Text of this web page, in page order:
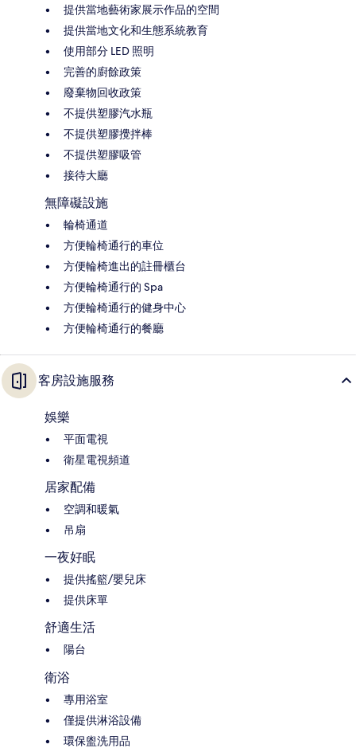
提供當地藝術家展示作品的空間
提供當地文化和生態系統教育
使用部分 LED 照明
完善的廚餘政策
廢棄物回收政策
不提供塑膠汽水瓶
不提供塑膠攪拌棒
不提供塑膠吸管
接待大廳
無障礙設施
輪椅通道
方便輪椅通行的車位
方便輪椅進出的註冊櫃台
方便輪椅通行的 Spa
方便輪椅通行的健身中心
方便輪椅通行的餐廳
客房設施服務
娛樂
平面電視
衛星電視頻道
居家配備
空調和暖氣
吊扇
一夜好眠
提供搖籃/嬰兒床
提供床單
舒適生活
陽台
衛浴
專用浴室
僅提供淋浴設備
環保盥洗用品